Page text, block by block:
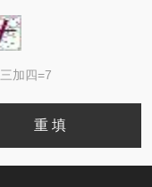
加四=7